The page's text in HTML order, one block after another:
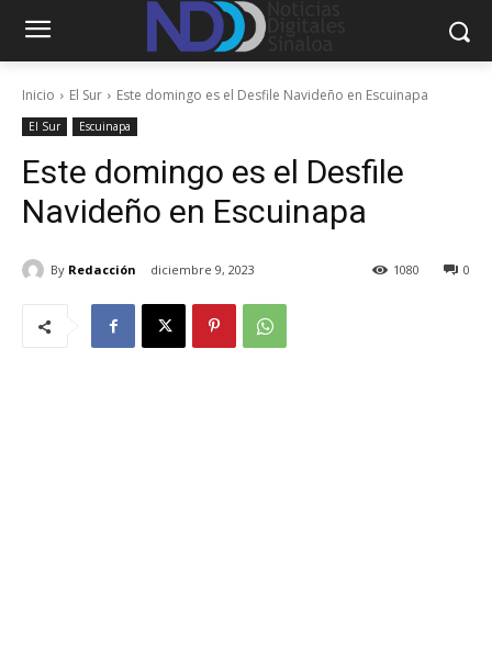
Inicio El Sur Este domingo es el Desfile Navideño en Escuinapa
El Sur Escuinapa
Este domingo es el Desfile
Navideño en Escuinapa
By Redacción diciembre 9, 2023 0
1080